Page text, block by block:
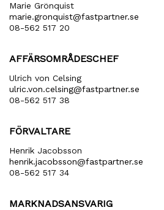
Marie Grönquist
marie​.gronquist​@fastpartner​.se
08-562 517 20
AFFÄRSOMRÅDESCHEF
Ulrich von Celsing
ulric​.von​.celsing​@fastpartner​.se
08-562 517 38
FÖRVALTARE
Henrik Jacobsson
henrik​.jacobsson​@fastpartner​.se
08-562 517 34
MARKNADSANSVARIG